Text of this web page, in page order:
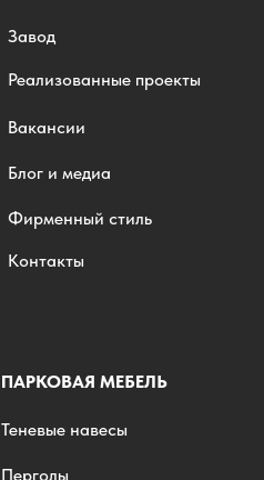
Завод
Реализованные проекты
Вакансии
Блог и медиа
Фирменный стиль
Контакты
ПАРКОВАЯ МЕБЕЛЬ
Теневые навесы
Перголы